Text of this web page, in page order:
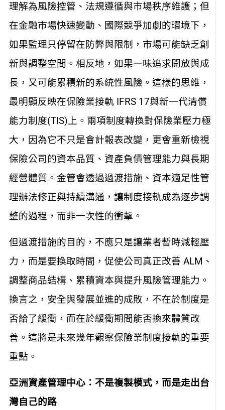
理解為風險控管、法規遵循與市場秩序維護；但
在金融市場快速變動、國際競爭加劇的環境下，
如果監理只停留在防弊與限制，市場可能缺乏創
新與調整空間。相反地，如果一味追求開放與成
長，又可能累積新的系統性風險。這樣的思維，
最明顯反映在保險業接軌 IFRS 17與新一代清償
能力制度(TIS)上。兩項制度轉換對保險業壓力極
大，因為它不只是會計報表改變，更會重新檢視
保險公司的資本品質、資產負債管理能力與長期
經營體質。金管會透過過渡措施、資本適足性管
理辦法修正與持續溝通，讓制度接軌成為逐步調
整的過程，而非一次性的衝擊。
但過渡措施的目的，不應只是讓業者暫時減輕壓
力，而是要換取時間，促使公司真正改善 ALM、
調整商品結構、累積資本與提升風險管理能力。
換言之，安全與發展並進的成敗，不在於制度是
否給了緩衝，而在於緩衝期間能否換來體質改
善。這將是未來幾年觀察保險業制度接軌的重要
重點。
亞洲資產管理中心：不是複製模式，而是走出台
灣自己的路